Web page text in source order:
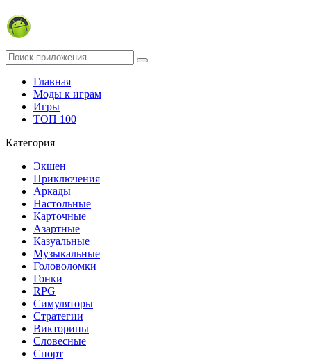
Главная
Моды к играм
Игры
ТОП 100
Категория
Экшен
Приключения
Аркады
Настольные
Карточные
Азартные
Казуальные
Музыкальные
Головоломки
Гонки
RPG
Симуляторы
Стратегии
Викторины
Словесные
Спорт